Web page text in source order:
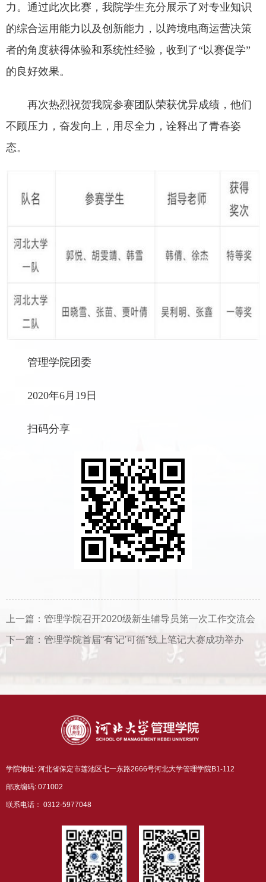
力。通过此次比赛，我院学生充分展示了对专业知识
的综合运用能力以及创新能力，以跨境电商运营决策
者的角度获得体验和系统性经验，收到了“以赛促学”
的良好效果。
再次热烈祝贺我院参赛团队荣获优异成绩，他们
不顾压力，奋发向上，用尽全力，诠释出了青春姿
态。
管理学院团委
2020年6月19日
扫码分享
上一篇： 管理学院召开2020级新生辅导员第一次工作交流会
下一篇： 管理学院首届“有'记'可循”线上笔记大赛成功举办
学院地址: 河北省保定市莲池区七一东路2666号河北大学管理学院B1-112
邮政编码: 071002
联系电话： 0312-5977048